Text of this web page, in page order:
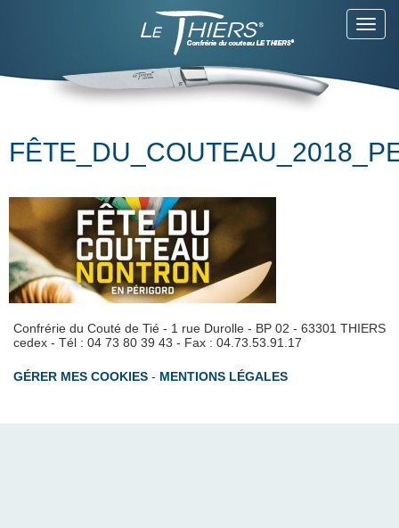
Confrérie du Couté de Tié - 1 rue Durolle - BP 02 - 63301 THIERS
cedex - Tél : 04 73 80 39 43 - Fax : 04.73.53.91.17
GÉRER MES COOKIES - MENTIONS LÉGALES